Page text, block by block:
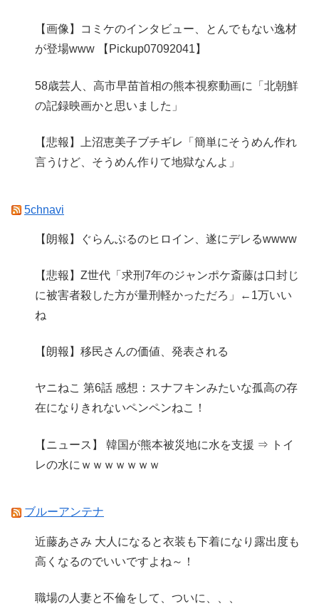
【画像】コミケのインタビュー、とんでもない逸材
が登場www 【Pickup07092041】
58歳芸人、高市早苗首相の熊本視察動画に「北朝鮮
の記録映画かと思いました」
【悲報】上沼恵美子ブチギレ「簡単にそうめん作れ
言うけど、そうめん作りて地獄なんよ」
5chnavi
【朗報】ぐらんぶるのヒロイン、遂にデレるwwww
【悲報】Z世代「求刑7年のジャンポケ斎藤は口封じ
に被害者殺した方が量刑軽かっただろ」←1万いい
ね
【朗報】移民さんの価値、発表される
ヤニねこ 第6話 感想：スナフキンみたいな孤高の存
在になりきれないペンペンねこ！
【ニュース】 韓国が熊本被災地に水を支援 ⇒ トイ
レの水にｗｗｗｗｗｗｗ
ブルーアンテナ
近藤あさみ 大人になると衣装も下着になり露出度も
高くなるのでいいですよね～！
職場の人妻と不倫をして、ついに、、、